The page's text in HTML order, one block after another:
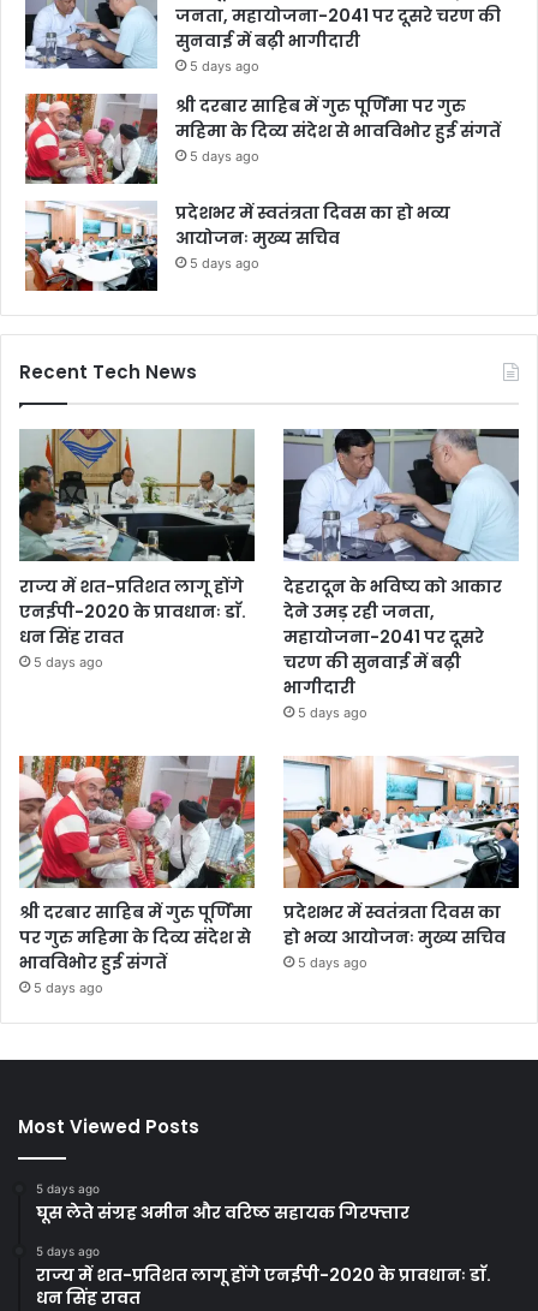
जनता, महायोजना-2041 पर दूसरे चरण की
सुनवाई में बढ़ी भागीदारी
5 days ago
श्री दरबार साहिब में गुरु पूर्णिमा पर गुरु
महिमा के दिव्य संदेश से भावविभोर हुई संगतें
5 days ago
प्रदेशभर में स्वतंत्रता दिवस का हो भव्य
आयोजनः मुख्य सचिव
5 days ago
Recent Tech News
राज्य में शत-प्रतिशत लागू होंगे
एनईपी-2020 के प्रावधानः डाॅ.
धन सिंह रावत
5 days ago
देहरादून के भविष्य को आकार
देने उमड़ रही जनता,
महायोजना-2041 पर दूसरे
चरण की सुनवाई में बढ़ी
भागीदारी
5 days ago
श्री दरबार साहिब में गुरु पूर्णिमा
पर गुरु महिमा के दिव्य संदेश से
भावविभोर हुई संगतें
5 days ago
प्रदेशभर में स्वतंत्रता दिवस का
हो भव्य आयोजनः मुख्य सचिव
5 days ago
Most Viewed Posts
5 days ago
घूस लेते संग्रह अमीन और वरिष्ठ सहायक गिरफ्तार
5 days ago
राज्य में शत-प्रतिशत लागू होंगे एनईपी-2020 के प्रावधानः डाॅ.
धन सिंह रावत